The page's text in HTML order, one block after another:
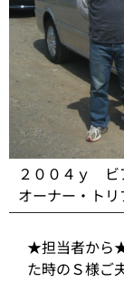
２００４ｙ ビ
オーナー・ト
★担当者から
た時のＳ様ご